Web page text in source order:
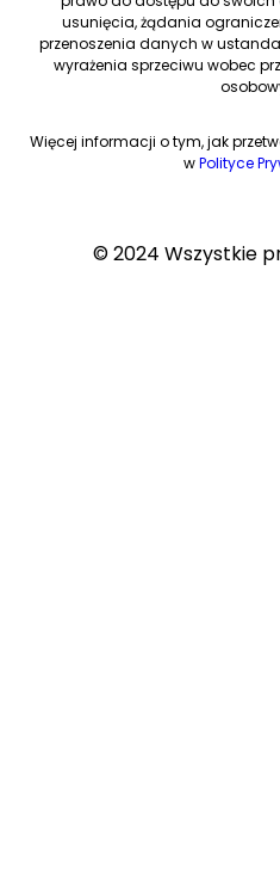
usunięcia, żądania
przenoszenia danych w
wyrażenia sprzeciwu wobec
Więcej informacji o tym, jak
wPolityce
© 2024 Wszystkie